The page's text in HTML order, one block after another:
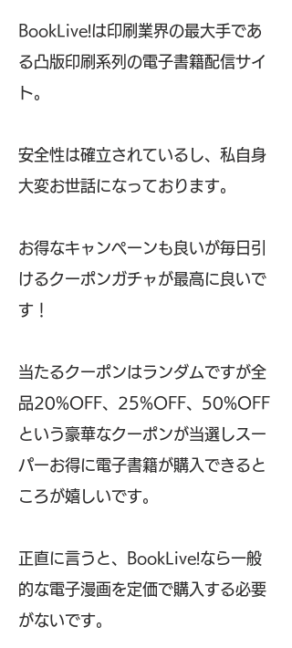
BookLive!は印刷業界の最大手であ
る凸版印刷系列の電子書籍配信サイ
ト。
安全性は確立されているし、私自身
大変お世話になっております。
お得なキャンペーンも良いが毎日引
けるクーポンガチャが最高に良いで
す！
当たるクーポンはランダムですが全
品20%OFF、25%OFF、50%OFF
という豪華なクーポンが当選しスー
パーお得に電子書籍が購入できると
ころが嬉しいです。
正直に言うと、BookLive!なら一般
的な電子漫画を定価で購入する必要
がないです。